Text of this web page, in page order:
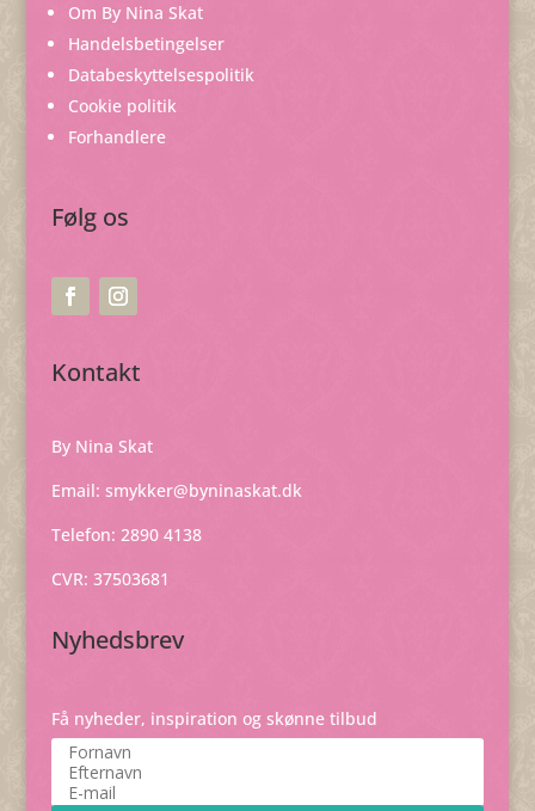
Om By Nina Skat
Handelsbetingelser
Databeskyttelsespolitik
Cookie politik
Forhandlere
Følg os
Kontakt
By Nina Skat
Email: smykker@byninaskat.dk
Telefon: 2890 4138
CVR: 37503681
Nyhedsbrev
Få nyheder, inspiration og skønne tilbud